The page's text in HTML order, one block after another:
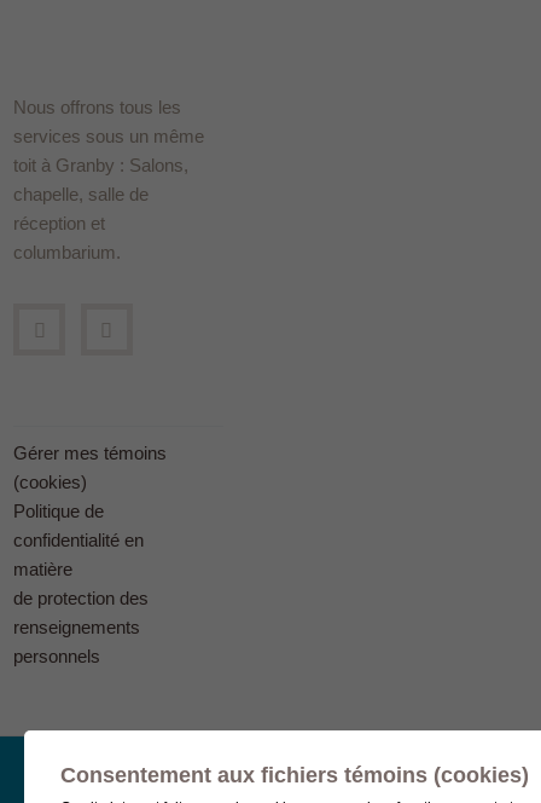
Nous offrons tous les
services sous un même
toit à Granby : Salons,
chapelle, salle de
réception et
columbarium.
Gérer mes témoins
(cookies)
Politique de
confidentialité en
matière
de protection des
renseignements
personnels
© Complexe funéraire LeSieur 2023.Création de site Internet
Consentement aux fichiers témoins (cookies)